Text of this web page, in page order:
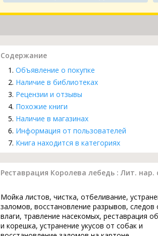
Содержание
Объявление о покупке
Наличие в библиотеках
Рецензии и отзывы
Похожие книги
Наличие в магазинах
Информация от пользователей
Книга находится в категориях
Реставрация Королева лебедь : Лит. нар.
Мойка листов, чистка, отбеливание,
заломов, восстановление разрывов, следов
влаги, травление насекомых, реставрация
и корешка, устранение укусов от собак и